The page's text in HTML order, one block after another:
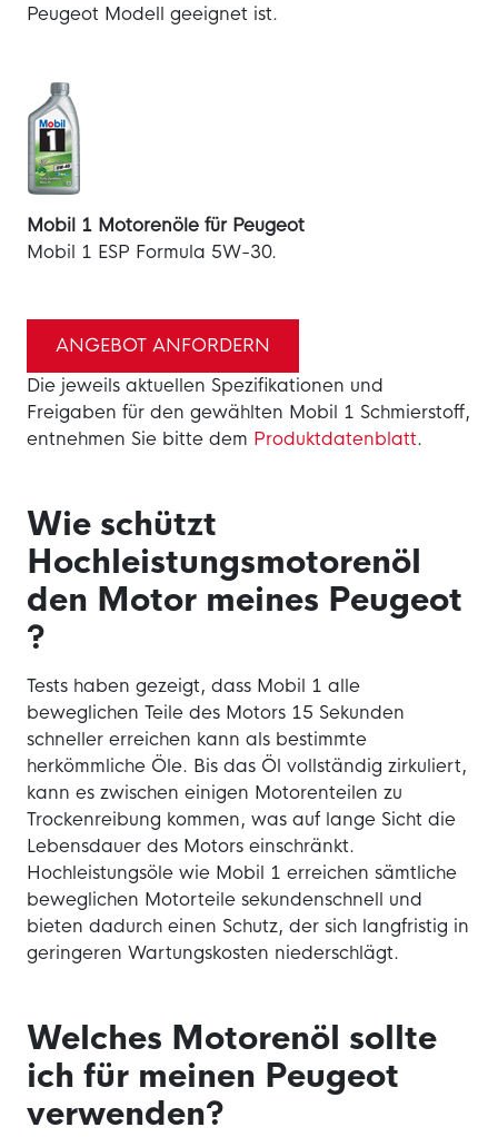
Peugeot Modell geeignet ist.
Mobil 1 Motorenöle für Peugeot
Mobil 1 ESP Formula 5W-30.
ANGEBOT ANFORDERN
Die jeweils aktuellen Spezifikationen und
Freigaben für den gewählten Mobil 1 Schmierstoff,
entnehmen Sie bitte dem Produktdatenblatt.
Wie schützt
Hochleistungsmotorenöl
den Motor meines Peugeot
?
Tests haben gezeigt, dass Mobil 1 alle
beweglichen Teile des Motors 15 Sekunden
schneller erreichen kann als bestimmte
herkömmliche Öle. Bis das Öl vollständig zirkuliert,
kann es zwischen einigen Motorenteilen zu
Trockenreibung kommen, was auf lange Sicht die
Lebensdauer des Motors einschränkt.
Hochleistungsöle wie Mobil 1 erreichen sämtliche
beweglichen Motorteile sekundenschnell und
bieten dadurch einen Schutz, der sich langfristig in
geringeren Wartungskosten niederschlägt.
Welches Motorenöl sollte
ich für meinen Peugeot
verwenden?